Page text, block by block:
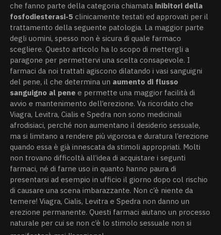
che fanno parte della categoria chiamata inibitori della
fosfodiesterasi-5 clinicamente testati ed approvati per il
trattamento della seguente patologia. La maggior parte
degli uomini, spesso non è sicura di quale farmaco
scegliere. Questo articolo ha lo scopo di mettergli a
paragone per permettervi una scelta consapevole. I
farmaci da noi trattati agiscono dilatando i vasi sanguigni
del pene, il che determina un aumento di flusso
sanguigno al pene e permette una maggior facilità di
avvio e mantenimento dell’erezione. Va ricordato che
Viagra, Levitra, Cialis e Spedra non sono medicinali
afrodisiaci, perché non aumentano il desiderio sessuale,
ma si limitano a rendere più vigorosa e duratura l’erezione
quando essa è già innescata da stimoli appropriati. Molti
non trovano difficoltà all’idea di acquistare i segunti
farmaci, né di farne uso in quanto hanno paura di
presentarsi ad esempio in ufficio il giorno dopo col rischio
di causare una scena imbarazzante. Non c’è niente da
temere! Viagra, Cialis, Levitra e Spedra non danno un
erezione permanente. Questi farmaci aiutano un processo
naturale per cui se non c’è lo stimolo sessuale non si